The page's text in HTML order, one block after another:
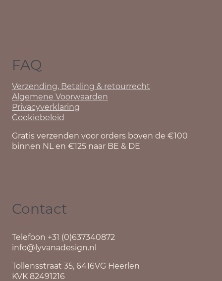
FAQ
Verzending, Betaling & retourrecht
Algemene Voorwaarden
Privacyverklaring
Cookiebeleid
Gratis verzenden voor orders boven de €100
binnen NL en €125 naar BE & DE
Contact
Telefoon +31 (0)637340872
info@lyvanadesign.nl
Tollensstraat 35, 6416VG Heerlen
KVK 82491216